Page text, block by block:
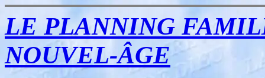
LE PLANNING
NOUVEL-ÂGE